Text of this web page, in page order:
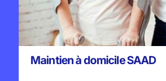
Maintien à domicile SAAD